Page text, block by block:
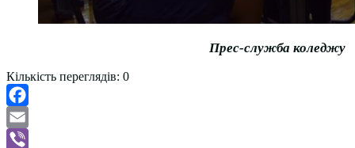
Прес-служба коледжу
Кількість переглядів: 0
Facebook
Email